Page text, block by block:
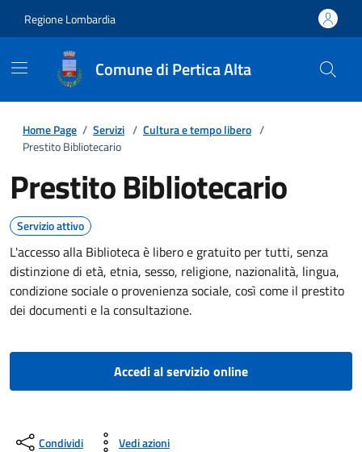
Regione Lombardia
Comune di Pertica Alta
Home Page / Servizi / Cultura e tempo libero /
Prestito Bibliotecario
Prestito Bibliotecario
Servizio attivo
L'accesso alla Biblioteca è libero e gratuito per tutti, senza
distinzione di età, etnia, sesso, religione, nazionalità, lingua,
condizione sociale o provenienza sociale, così come il prestito
dei documenti e la consultazione.
Accedi al servizio online
Condividi Vedi azioni